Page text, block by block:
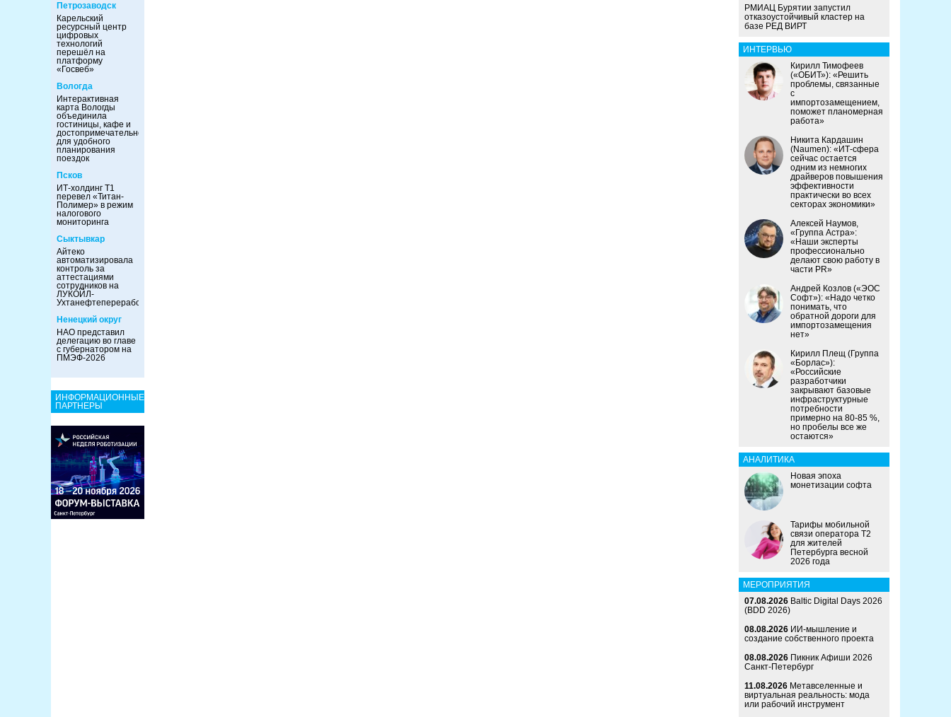
Петрозаводск
Карельский
ресурсный центр
цифровых
технологий
перешёл на
платформу
«Госвеб»
Вологда
Интерактивная
карта Вологды
объединила
гостиницы, кафе и
достопримечательности
для удобного
планирования
поездок
Псков
ИТ-холдинг Т1
перевел «Титан-
Полимер» в режим
налогового
мониторинга
Сыктывкар
Айтеко
автоматизировала
контроль за
аттестациями
сотрудников на
ЛУКОЙЛ-
Ухтанефтепереработка
Ненецкий округ
НАО представил
делегацию во главе
с губернатором на
ПМЭФ-2026
ИНФОРМАЦИОННЫЕ
ПАРТНЕРЫ
РМИАЦ Бурятии запустил
отказоустойчивый кластер на
базе РЕД ВИРТ
ИНТЕРВЬЮ
Кирилл Тимофеев
(«ОБИТ»): «Решить
проблемы, связанные
с
импортозамещением,
поможет планомерная
работа»
Никита Кардашин
(Naumen): «ИТ-сфера
сейчас остается
одним из немногих
драйверов повышения
эффективности
практически во всех
секторах экономики»
Алексей Наумов,
«Группа Астра»:
«Наши эксперты
профессионально
делают свою работу в
части PR»
Андрей Козлов («ЭОС
Софт»): «Надо четко
понимать, что
обратной дороги для
импортозамещения
нет»
Кирилл Плещ (Группа
«Борлас»):
«Российские
разработчики
закрывают базовые
инфраструктурные
потребности
примерно на 80-85 %,
но пробелы все же
остаются»
АНАЛИТИКА
Новая эпоха
монетизации софта
Тарифы мобильной
связи оператора Т2
для жителей
Петербурга весной
2026 года
МЕРОПРИЯТИЯ
07.08.2026 Baltic Digital Days 2026
(BDD 2026)
08.08.2026 ИИ-мышление и
создание собственного проекта
08.08.2026 Пикник Афиши 2026
Санкт-Петербург
11.08.2026 Метавселенные и
виртуальная реальность: мода
или рабочий инструмент